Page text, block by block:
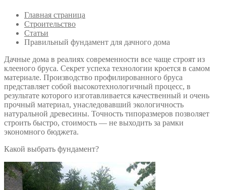
Главная страница
Строительство
Статьи
Правильный фундамент для дачного дома
Дачные дома в реалиях современности все чаще строят из
клееного бруса. Секрет успеха технологии кроется в самом
материале. Производство профилированного бруса
представляет собой высокотехнологичный процесс, в
результате которого изготавливается качественный и очень
прочный материал, унаследовавший экологичность
натуральной древесины. Точность типоразмеров позволяет
строить быстро, стоимость — не выходить за рамки
экономного бюджета.
Какой выбрать фундамент?